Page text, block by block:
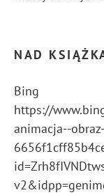
NAD
Bing
https://
animacja--